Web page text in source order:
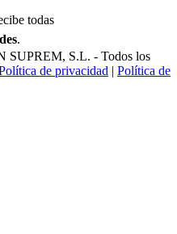
todas
.
SUPREM, S.L. - Todos los
de privacidad | Política de